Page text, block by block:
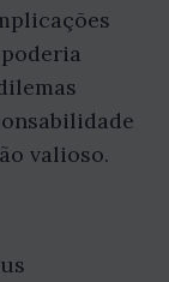
valioso.